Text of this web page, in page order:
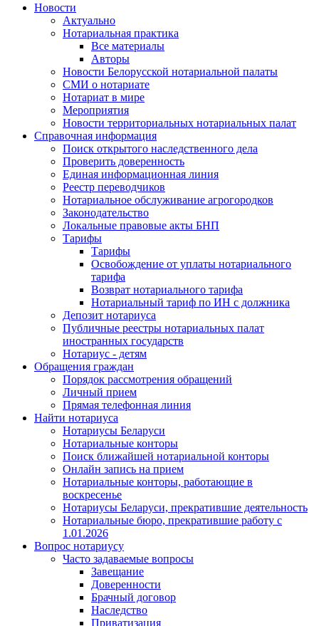
Новости
Актуально
Нотариальная практика
Все материалы
Авторы
Новости Белорусской нотариальной палаты
СМИ о нотариате
Нотариат в мире
Мероприятия
Новости территориальных нотариальных палат
Справочная информация
Поиск открытого наследственного дела
Проверить доверенность
Единая информационная линия
Реестр переводчиков
Нотариальное обслуживание агрогородков
Законодательство
Локальные правовые акты БНП
Тарифы
Тарифы
Освобождение от уплаты нотариального
тарифа
Возврат нотариального тарифа
Нотариальный тариф по ИН с должника
Депозит нотариуса
Публичные реестры нотариальных палат
иностранных государств
Нотариус - детям
Обращения граждан
Порядок рассмотрения обращений
Личный прием
Прямая телефонная линия
Найти нотариуса
Нотариусы Беларуси
Нотариальные конторы
Поиск ближайшей нотариальной конторы
Онлайн запись на прием
Нотариальные конторы, работающие в
воскресенье
Нотариусы Беларуси, прекратившие деятельность
Нотариальные бюро, прекратившие работу с
1.01.2026
Вопрос нотариусу
Часто задаваемые вопросы
Завещание
Доверенности
Брачный договор
Наследство
Приватизация